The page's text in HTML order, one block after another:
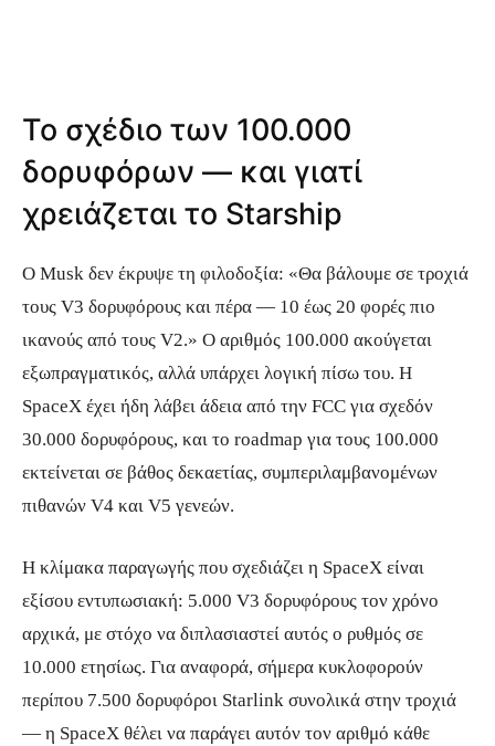
Το σχέδιο των 100.000
δορυφόρων — και γιατί
χρειάζεται το Starship
Ο Musk δεν έκρυψε τη φιλοδοξία: «Θα βάλουμε σε τροχιά
τους V3 δορυφόρους και πέρα — 10 έως 20 φορές πιο
ικανούς από τους V2.» Ο αριθμός 100.000 ακούγεται
εξωπραγματικός, αλλά υπάρχει λογική πίσω του. Η
SpaceX έχει ήδη λάβει άδεια από την FCC για σχεδόν
30.000 δορυφόρους, και το roadmap για τους 100.000
εκτείνεται σε βάθος δεκαετίας, συμπεριλαμβανομένων
πιθανών V4 και V5 γενεών.
Η κλίμακα παραγωγής που σχεδιάζει η SpaceX είναι
εξίσου εντυπωσιακή: 5.000 V3 δορυφόρους τον χρόνο
αρχικά, με στόχο να διπλασιαστεί αυτός ο ρυθμός σε
10.000 ετησίως. Για αναφορά, σήμερα κυκλοφορούν
περίπου 7.500 δορυφόροι Starlink συνολικά στην τροχιά
— η SpaceX θέλει να παράγει αυτόν τον αριθμό κάθε